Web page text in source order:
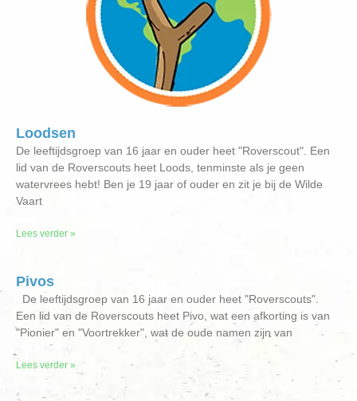
Loodsen
De leeftijdsgroep van 16 jaar en ouder heet "Roverscout". Een
lid van de Roverscouts heet Loods, tenminste als je geen
watervrees hebt! Ben je 19 jaar of ouder en zit je bij de Wilde
Vaart
Lees verder »
Pivos
De leeftijdsgroep van 16 jaar en ouder heet "Roverscouts".
Een lid van de Roverscouts heet Pivo, wat een afkorting is van
"Pionier" en "Voortrekker", wat de oude namen zijn van
Lees verder »